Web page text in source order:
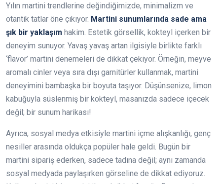
Yılın martini trendlerine değindiğimizde, minimalizm ve
otantik tatlar öne çıkıyor. Martini sunumlarında sade ama
şık bir yaklaşım hakim. Estetik görsellik, kokteyl içerken bir
deneyim sunuyor. Yavaş yavaş artan ilgisiyle birlikte farklı
‘flavor’ martini denemeleri de dikkat çekiyor. Örneğin, meyve
aromalı cinler veya sıra dışı garnitürler kullanmak, martini
deneyimini bambaşka bir boyuta taşıyor. Düşünsenize, limon
kabuğuyla süslenmiş bir kokteyl, masanızda sadece içecek
değil; bir sunum harikası!
Ayrıca, sosyal medya etkisiyle martini içme alışkanlığı, genç
nesiller arasında oldukça popüler hale geldi. Bugün bir
martini sipariş ederken, sadece tadına değil; aynı zamanda
sosyal medyada paylaşırken görseline de dikkat ediyoruz.